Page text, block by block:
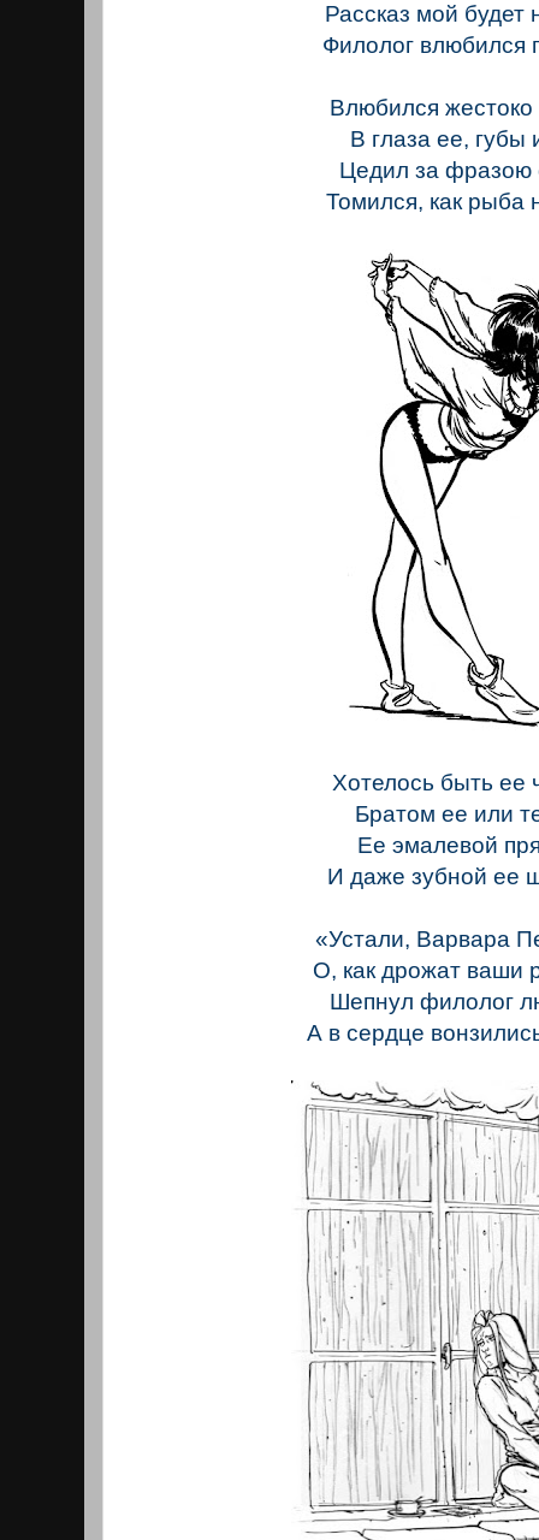
Рассказ мой будет
Филолог влюбился
Влюбился жестоко
В глаза ее, губы
Цедил за фразою
Томился, как рыба
Хотелось быть ее
Братом ее или
Ее эмалевой
И даже зубной ее
«Устали, Варвара
О, как дрожат ваши
Шепнул филолог
А в сердце